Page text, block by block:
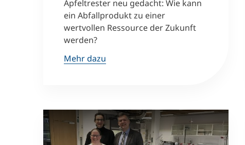
Apfeltrester neu gedacht: Wie kann
ein Abfallprodukt zu einer
wertvollen Ressource der Zukunft
werden?
Mehr dazu